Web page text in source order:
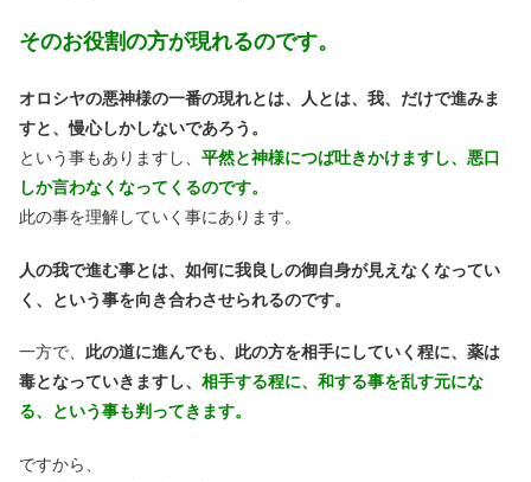
そのお役割の方が現れるのです。
オロシヤの悪神様の一番の現れとは、人とは、我、だけで進みま
すと、慢心しかしないであろう。
という事もありますし、 平然と神様につば吐きかけますし、悪口
しか言わなくなってくるのです。
此の事を理解していく事にあります。
人の我で進む事とは、如何に我良しの御自身が見えなくなってい
く、という事を向き合わさせられるのです。
一方で、 此の道に進んでも、此の方を相手にしていく程に、薬は
毒となっていきますし、 相手する程に、和する事を乱す元にな
る、という事も判ってきます。
ですから、